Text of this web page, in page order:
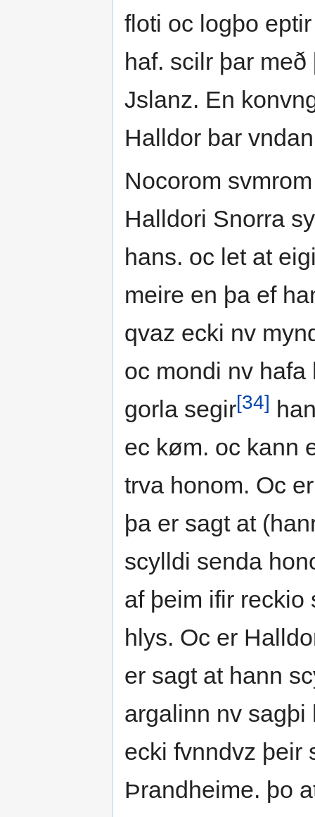
floti oc logþo
haf. scilr þar
Jslanz. En
Halldor bar
Nocorom
Halldori Snorra
hans. oc let at
meire en þa ef
qvaz ecki nv
oc mondi nv hafa
gorla segir[34]
ec køm. oc kann
trva honom. Oc
þa er sagt at
scylldi senda
af þeim ifir reckio
hlys. Oc er
er sagt at hann
argalinn nv sagþi
ecki fvnndvz þeir
Þrandheime. þo